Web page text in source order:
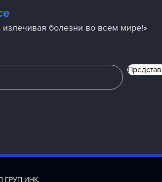
болезни во всем мире!»
ГРУП ИНК.